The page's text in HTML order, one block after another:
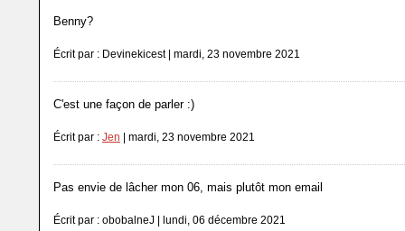
Benny?
Écrit par : Devinekicest | mardi, 23 novembre 2021
C'est une façon de parler :)
Écrit par : Jen | mardi, 23 novembre 2021
Pas envie de lâcher mon 06, mais plutôt mon email
Écrit par : obobalneJ | lundi, 06 décembre 2021